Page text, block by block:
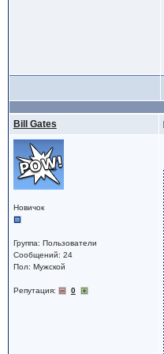
Bill Gates
Новичок
Группа: Пользователи
Сообщений: 24
Пол: Мужской
Репутация: 0